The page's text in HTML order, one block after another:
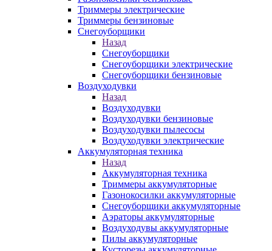
Триммеры электрические
Триммеры бензиновые
Снегоуборщики
Назад
Снегоуборщики
Снегоуборщики электрические
Снегоуборщики бензиновые
Воздуходувки
Назад
Воздуходувки
Воздуходувки бензиновые
Воздуходувки пылесосы
Воздуходувки электрические
Аккумуляторная техника
Назад
Аккумуляторная техника
Триммеры аккумуляторные
Газонокосилки аккумуляторные
Снегоуборщики аккумуляторные
Аэраторы аккумуляторные
Воздуходувы аккумуляторные
Пилы аккумуляторные